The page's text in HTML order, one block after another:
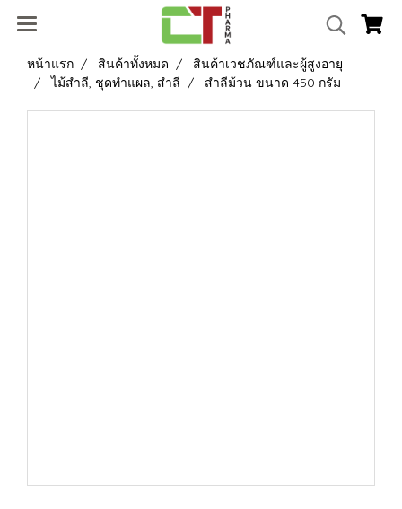
หน้าแรก สินค้าทั้งหมด
สินค้าเวชภัณฑ์และผู้สูงอายุ
ไม้สำลี, ชุดทำแผล, สำลี
สำลีม้วน ขนาด 450 กรัม